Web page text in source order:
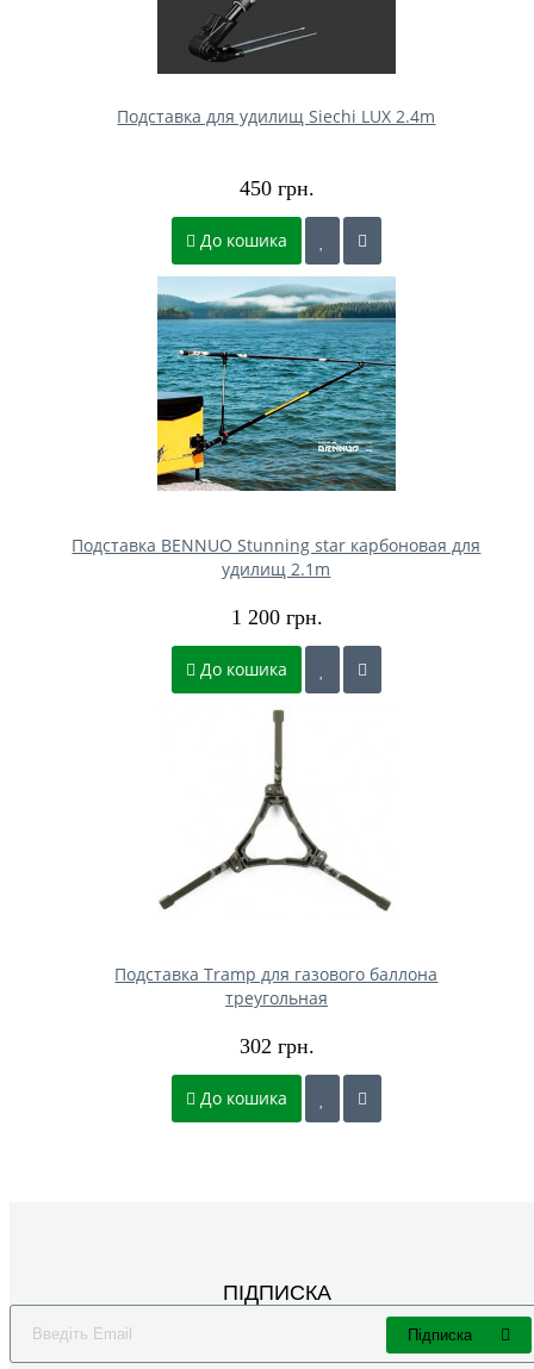
Подставка для удилищ Siechi LUX 2.4m
450 грн.
До кошика
Подставка BENNUO Stunning star карбоновая для
удилищ 2.1m
1 200 грн.
До кошика
Подставка Tramp для газового баллона
треугольная
302 грн.
До кошика
ПІДПИСКА
Підписка